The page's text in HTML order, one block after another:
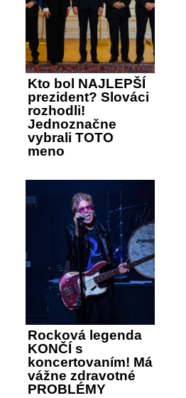
Kto bol NAJLEPŠÍ
prezident? Slováci
rozhodli!
Jednoznačne
vybrali TOTO
meno
Rocková legenda
KONČÍ s
koncertovaním! Má
vážne zdravotné
PROBLÉMY